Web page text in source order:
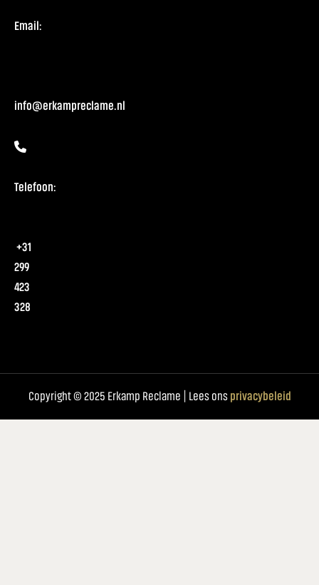
Email:
info@erkampreclame.nl
Telefoon:
+31
299
423
328
Copyright © 2025 Erkamp Reclame | Lees ons privacybeleid